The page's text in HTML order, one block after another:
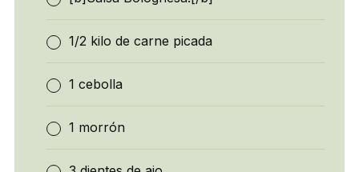
1/2 kilo de carne picada
1 cebolla
1 morrón